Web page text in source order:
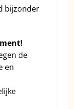
bijzonder
de
en